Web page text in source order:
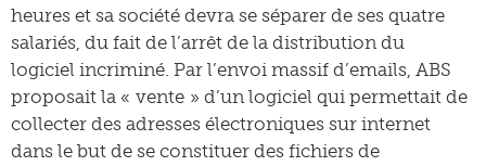
heures et sa société devra se séparer de ses quatre
salariés, du fait de l’arrêt de la distribution du
logiciel incriminé. Par l’envoi massif d’emails, ABS
proposait la « vente » d’un logiciel qui permettait de
collecter des adresses électroniques sur internet
dans le but de se constituer des fichiers de